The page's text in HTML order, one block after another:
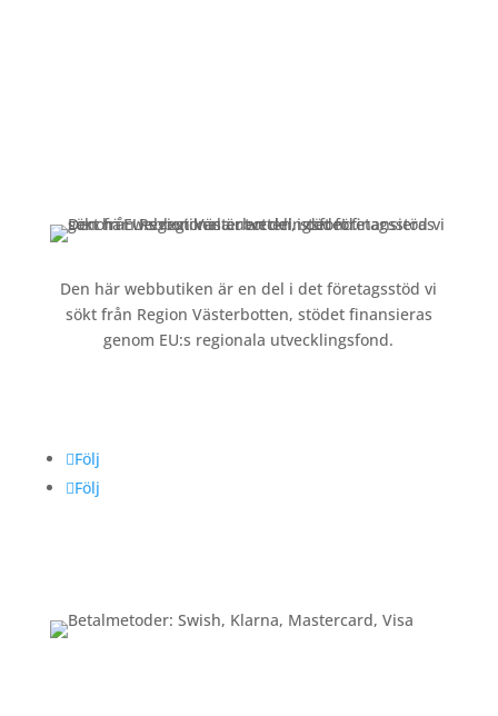
Den här webbutiken är en del i det företagsstöd vi
sökt från Region Västerbotten, stödet finansieras
genom EU:s regionala utvecklingsfond.
Följ
Följ